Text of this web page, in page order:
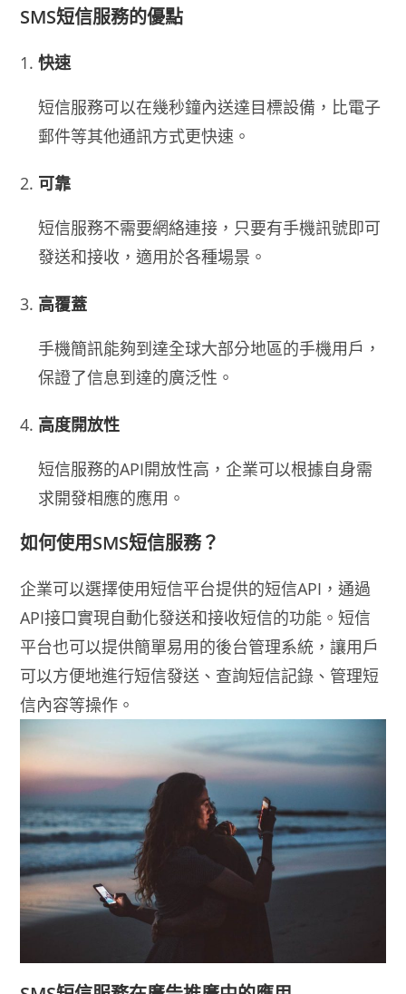
SMS短信服務的優點
快速
短信服務可以在幾秒鐘內送達目標設備，比電子
郵件等其他通訊方式更快速。
可靠
短信服務不需要網絡連接，只要有手機訊號即可
發送和接收，適用於各種場景。
高覆蓋
手機簡訊能夠到達全球大部分地區的手機用戶，
保證了信息到達的廣泛性。
高度開放性
短信服務的API開放性高，企業可以根據自身需
求開發相應的應用。
如何使用SMS短信服務？
企業可以選擇使用短信平台提供的短信API，通過
API接口實現自動化發送和接收短信的功能。短信
平台也可以提供簡單易用的後台管理系統，讓用戶
可以方便地進行短信發送、查詢短信記錄、管理短
信內容等操作。